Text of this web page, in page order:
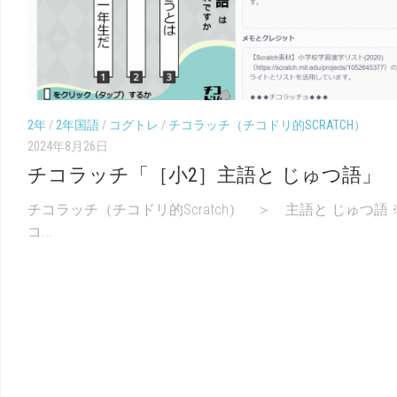
2年 / 2年国語 / コグトレ /チコラッチ（チコドリ的SCRATCH）
2024年8月26日
チコラッチ「［小2］主語と じゅつ語」
チコラッチ（チコドリ的Scratch） ＞ 主語と じゅつ語
コ...